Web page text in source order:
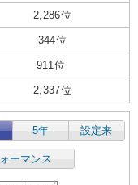
2,286位
344位
911位
2,337位
5年 設定来
ーマンス